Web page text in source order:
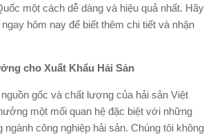
một cách dễ dàng và hiệu quả nhất. Hãy
hôm nay để biết thêm chi tiết và nhận
cho Xuất Khẩu Hải Sản
gốc và chất lượng của hải sản Việt
một mối quan hệ đặc biệt với những
công nghiệp hải sản. Chúng tôi không